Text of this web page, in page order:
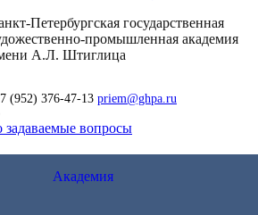
Петербургская государственная
промышленная академия
А.Л. Штиглица
(952) 376-47-13 priem@ghpa.ru
задаваемые вопросы
Академия